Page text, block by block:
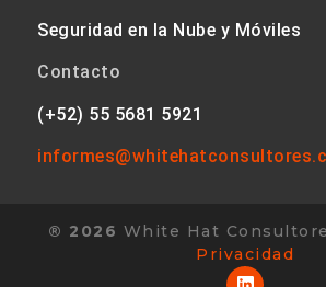
Seguridad en la Nube y Móviles
Contacto
(+52) 55 5681 5921
informes@whitehatconsultores.
® 2026 White Hat
Privacidad